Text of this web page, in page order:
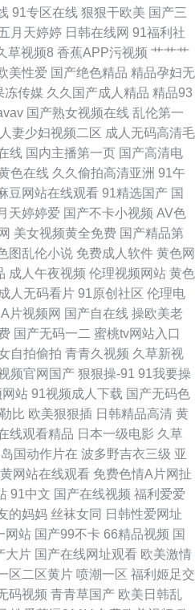
免费成人精品在线 日韩福利影片 影音资
区二区 欧洲天天影院 亚洲福利一区 91
二区三区视频 免费的电影网站推荐 日韩
网站 av资源站欧洲 密桃视屏 日韩精品
站导航软大全 理论电影网站 视频一区视
天爽 国产污污网站日韩丝袜精品 国内
羞羞 91含羞草在线看 wwwcomcn三级
性交V 香港黄色
91专区在线 狠狠干欧美 国产三
月天婷婷 日韩在线网 91福利社
草视频8 香蕉APP污视频 艹艹艹
美性爱 国产绝色精品 精品孕妇无
冻传媒 久久国产成人精品 精品93
国产熟女视频在线 乱伦第一
人妻少妇视频二区 成人无码高清毛
线 国内主播第一页 国产高清电
色在线 久久偷拍高清亚洲 91午
豆网站在线观看 91精选国产 国
天婷婷爱 国产不卡小视频 AV色
美女视频黄全免费 国产精品第
图乱伦小说 免费成人软件 黄色网
成人午夜视频 伦理视频网站 黄色
成人无码看片 91原创社区 伦理电
A片视频网 国产自在线 操欧美老
国产无码一二 蜜桃tv网站入口
自拍偷拍 青青久视频 久草新视
频官网国产 狠狠操-91 91我要操
网站 91视频成人下载 国产无码色
比 欧美狠狠插 日韩精品高清 黄
线观看精品 日本一级电影 久草
岛国动作片在 波多野吉衣三级 亚
网站在线观看 免费色情A片网扯
91中文 国产在线视频 福利爱爱
的妈妈 丝袜女同 日韩性爱网址
网站 国产99不卡 66精品视频 国
大片 国产在线网址观看 欧美激情
区二区黄片 喷潮一区 福利姬足交
码视频 青青草国产 欧美日韩乱